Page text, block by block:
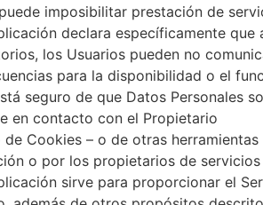
imposibilitar prestación de
declara específicamente que
los Usuarios pueden no
para la disponibilidad o el
seguro de que Datos Personales
en contacto con el Propietario
de Cookies – o de otras
o por los propietarios de
sirve para proporcionar el